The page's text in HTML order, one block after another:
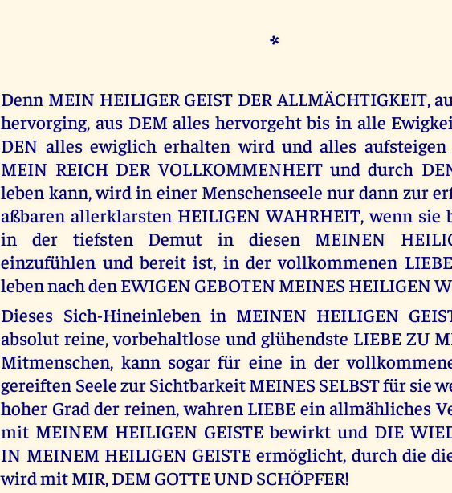
*
Denn MEIN HEILIGER GEIST DER ALLMÄCHTIGKEIT,
hervorging, aus DEM alles hervorgeht bis in alle
DEN alles ewiglich erhalten wird und alles
MEIN REICH DER VOLLKOMMENHEIT und durch
leben kann, wird in einer Menschenseele nur dann zur
aßbaren allerklarsten HEILIGEN WAHRHEIT, wenn sie
in der tiefsten Demut in diesen MEINEN
einzufühlen und bereit ist, in der vollkommenen
leben nach den EWIGEN GEBOTEN MEINES HEILIGEN
Dieses Sich-Hineinleben in MEINEN HEILIGEN
absolut reine, vorbehaltlose und glühendste LIEBE ZU
Mitmenschen, kann sogar für eine in der
gereiften Seele zur Sichtbarkeit MEINES SELBST für sie
hoher Grad der reinen, wahren LIEBE ein allmähliches
mit MEINEM HEILIGEN GEISTE bewirkt und DIE
IN MEINEM HEILIGEN GEISTE ermöglicht, durch die
wird mit MIR, DEM GOTTE UND SCHÖPFER!